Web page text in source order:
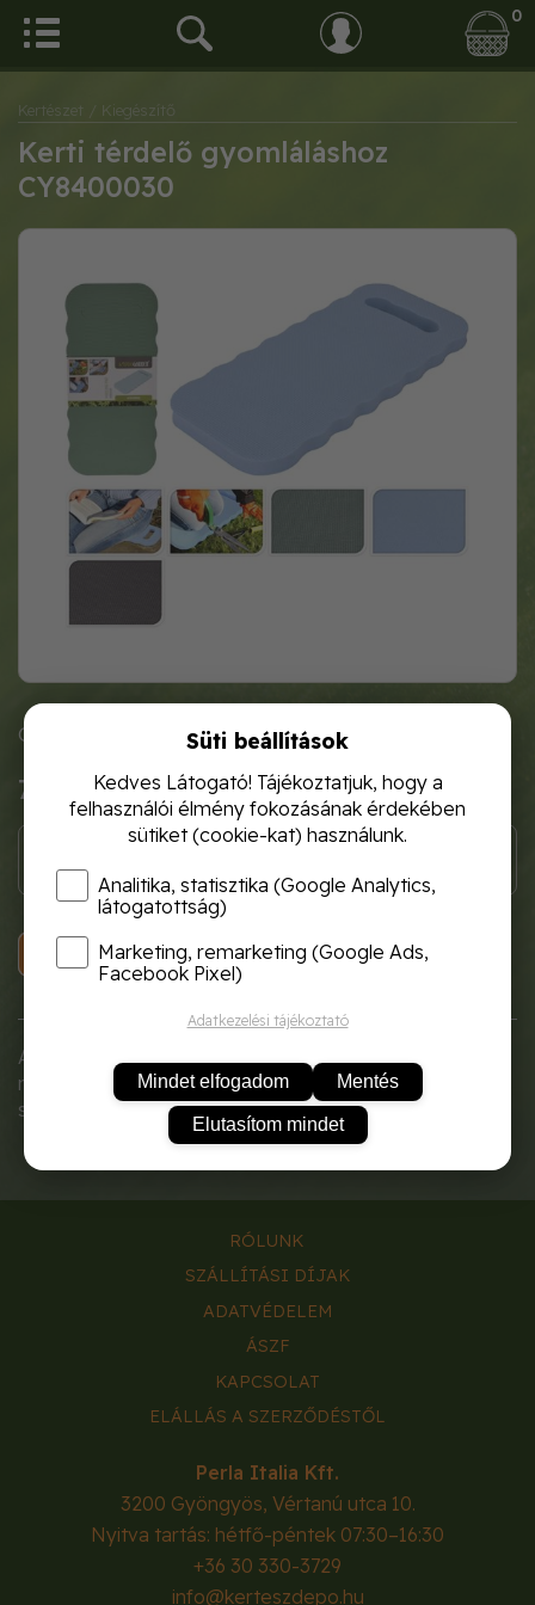
0
Kertészet / Kiegészítő
Kerti térdelő gyomláláshoz
CY8400030
Cikkszám: Kerti térdelő CY8400030
740 Ft
KOSÁRBA
A puha anyagú kerti eszköz segít a térdek
megkímélésében kerti és egyéb ház körüli munkák
során.
RÓLUNK
SZÁLLÍTÁSI DÍJAK
ADATVÉDELEM
ÁSZF
KAPCSOLAT
ELÁLLÁS A SZERZŐDÉSTŐL
Perla Italia Kft.
3200 Gyöngyös, Vértanú utca 10.
Nyitva tartás: hétfő-péntek 07:30–16:30
+36 30 330-3729
info@kerteszdepo.hu
Süti beállítások
Kedves Látogató! Tájékoztatjuk, hogy a
felhasználói élmény fokozásának érdekében
sütiket (cookie-kat) használunk.
Analitika, statisztika (Google Analytics,
látogatottság)
Marketing, remarketing (Google Ads,
Facebook Pixel)
Adatkezelési tájékoztató
Mindet elfogadom Mentés
Elutasítom mindet